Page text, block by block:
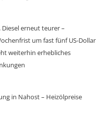
erneut teurer –
um fast fünf US-Dollar
weiterhin erhebliches
in Nahost – Heizölpreise